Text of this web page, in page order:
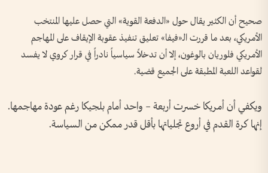
صحيح أن الكثير يقال حول «الدفعة القوية» التي حصل عليها المنتخب
الأمريكي، بعد ما قررت الـ«فيفا» تعليق تنفيذ عقوبة الإيقاف على المهاجم
الأمريكي فلوريان بالوغون، إلا أن تدخلاً سياسياً نادراً في قرار كروي لا يفسد
لقواعد اللعبة المطبقة على الجميع قضية.
ويكفي أن أمريكا خسرت أربعة – واحد أمام بلجيكا رغم عودة مهاجمها.
إنها كرة القدم في أروع تجلياتها بأقل قدر ممكن من السياسة.